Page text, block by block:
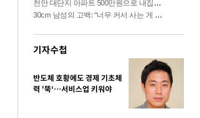
기자수첩
반도체 호황에도 경제 기초체
력 '뚝‘…서비스업 키워야